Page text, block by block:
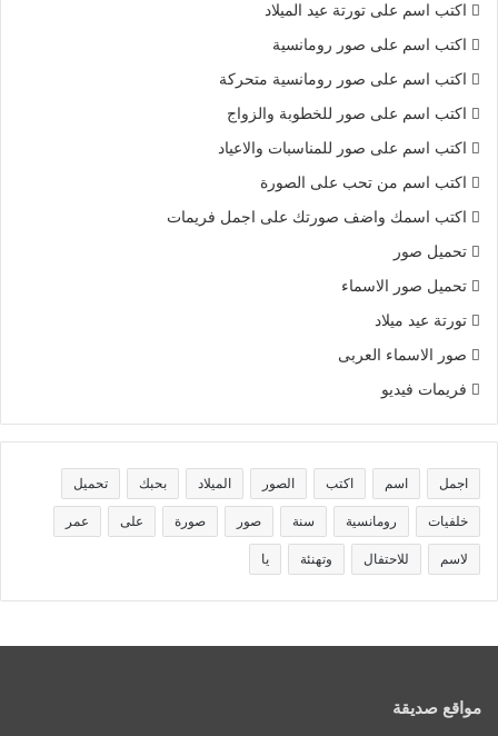
اكتب اسم على تورتة عيد الميلاد
اكتب اسم على صور رومانسية
اكتب اسم على صور رومانسية متحركة
اكتب اسم على صور للخطوبة والزواج
اكتب اسم على صور للمناسبات والاعياد
اكتب اسم من تحب على الصورة
اكتب اسمك واضف صورتك على اجمل فريمات
تحميل صور
تحميل صور الاسماء
تورتة عيد ميلاد
صور الاسماء العربى
فريمات فيديو
اجمل اسم اكتب الصور الميلاد بحبك تحميل
خلفيات رومانسية سنة صور صورة على عمر
لاسم للاحتفال وتهنئة يا
مواقع صديقة